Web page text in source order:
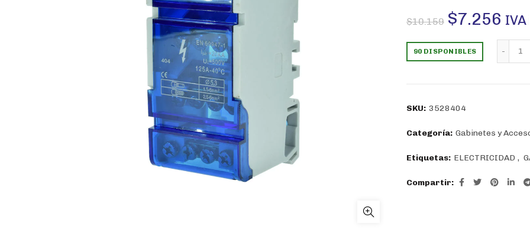
$10.159 El
precio
$7.256 El
90 DISPONIBLES
SKU: 3528404
Categoría: Gabinetes y
Etiquetas: ELECTRICIDAD ,
Compartir